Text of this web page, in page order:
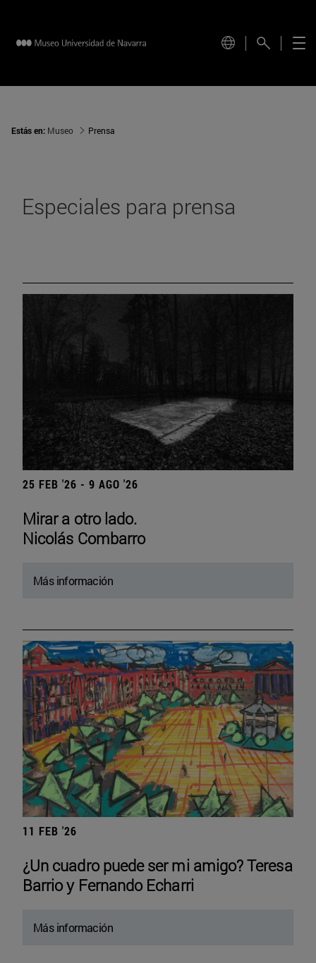
Estás en: Museo Prensa
Especiales para prensa
25 FEB '26 - 9 AGO '26
Mirar a otro lado.
Nicolás Combarro
Más información
11 FEB '26
¿Un cuadro puede ser mi amigo? Teresa
Barrio y Fernando Echarri
Más información